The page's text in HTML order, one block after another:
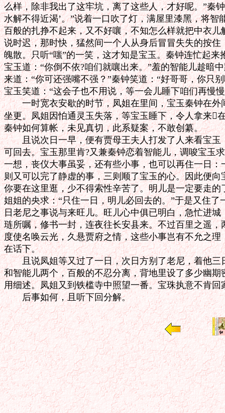
么样，除非我出了这牢坑，离了这些人，才好呢。”秦
水解不得近渴’。”说着一口吹了灯，满屋里漆黑，将智
百般的扎挣不起来，又不好嚷，不知怎么样就把中衣
说时迟，那时快，猛然间一个人从身后冒冒失失的按
魄散。只听“嗤”的一笑，这才知是宝玉。秦钟连忙起来
宝玉道：“你倒不依?咱们就嚷出来。”羞的智能儿趁暗
来道：“你可还强嘴不强？”秦钟笑道：“好哥哥，你只
宝玉笑道：“这会子也不用说，等一会儿睡下咱们再慢
一时宽衣安歇的时节，凤姐在里间，宝玉秦钟在外
坐更。凤姐因怕通灵玉失落，等宝玉睡下，令人拿来
秦钟如何算帐，未见真切，此系疑案，不敢创纂。
且说次日一早，便有贾母王夫人打发了人来看宝玉
可回去。宝玉那里肯?又兼秦钟恋着智能儿，调唆宝玉
一想，丧仪大事虽妥，还有些小事，也可以再住一日
则又可以完了静虚的事，三则顺了宝玉的心。因此便向
你要在这里逛，少不得索性辛苦了。明儿是一定要走的
姐姐的央求：“只住一日，明儿必回去的。”于是又住了
日老尼之事说与来旺儿。旺儿心中俱已明白，急忙进
琏所嘱，修书一封，连夜往长安县来。不过百里之遥
度使名唤云光，久悬贾府之情，这些小事岂有不允之
在话下。
且说凤姐等又过了一日，次日方别了老尼，着他三
和智能儿两个，百般的不忍分离，背地里设了多少幽
用细述。凤姐又到铁槛寺中照望一番。宝珠执意不肯